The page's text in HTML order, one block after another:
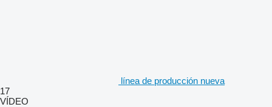
línea de producción nueva
17
VÍDEO